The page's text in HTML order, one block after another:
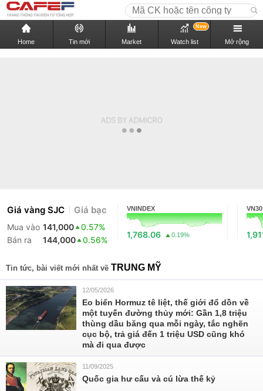
Home Tin mới Market Watch list
New
Mở rộng
Giá vàng SJC Giá bạc
Mua vào 141,000
0.57%
Bán ra
144,000 0.56%
VNINDEX
1,768.06 0.19%
VN30
Tin tức, bài viết mới nhất về TRUNG MỸ
12/05/2026
Eo biển Hormuz tê liệt, thế giới đổ dồn về
một tuyến đường thủy mới: Gần 1,8 triệu
thùng dầu băng qua mỗi ngày, tắc nghẽn
cục bộ, trả giá đến 1 triệu USD cũng khó
mà đi qua được
11/09/2025
Quốc gia hư cấu và cú lừa thế kỷ